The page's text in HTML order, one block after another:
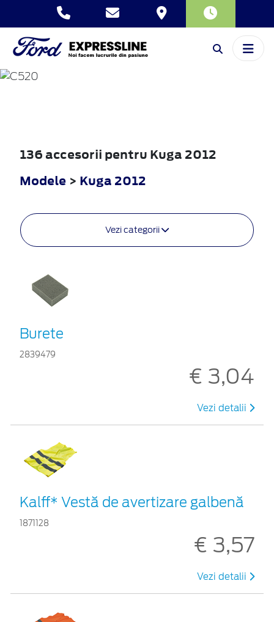
KUGA
136 accesorii pentru Kuga 2012
Modele > Kuga 2012
Vezi categorii
Burete
2839479
€ 3,04
Vezi detalii
Kalff* Vestă de avertizare galbenă
1871128
€ 3,57
Vezi detalii